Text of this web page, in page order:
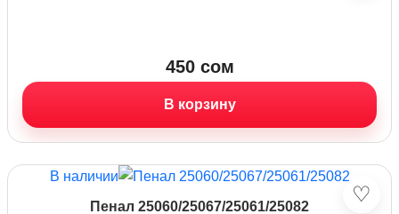
450 сом
В корзину
В наличии
♡
Пенал 25060/25067/25061/25082